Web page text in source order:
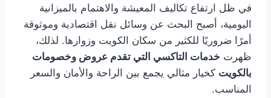
في ظل ارتفاع تكاليف المعيشة والاهتمام بالميزانية
اليومية، أصبح البحث عن وسائل نقل اقتصادية وموثوقة
أمرًا ضروريًا للكثير من سكان الكويت وزوارها. لذلك،
ظهرت خدمات التاكسي التي تقدم عروض وخصومات
بالكويت كخيار مثالي يجمع بين الراحة والأمان والسعر
المناسب.